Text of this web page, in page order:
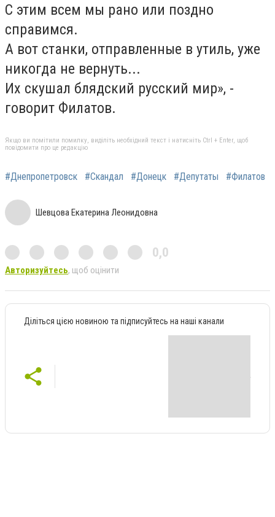
С этим всем мы рано или поздно
справимся.
А вот станки, отправленные в утиль, уже
никогда не вернуть...
Их скушал блядский русский мир», -
говорит Филатов.
Якщо ви помітили помилку, виділіть необхідний текст і натисніть Ctrl + Enter, щоб
повідомити про це редакцію
#Днепропетровск #Скандал #Донецк #Депутаты #Филатов
Шевцова Екатерина Леонидовна
0,0
Авторизуйтесь, щоб оцінити
Діліться цією новиною та підписуйтесь на наші канали